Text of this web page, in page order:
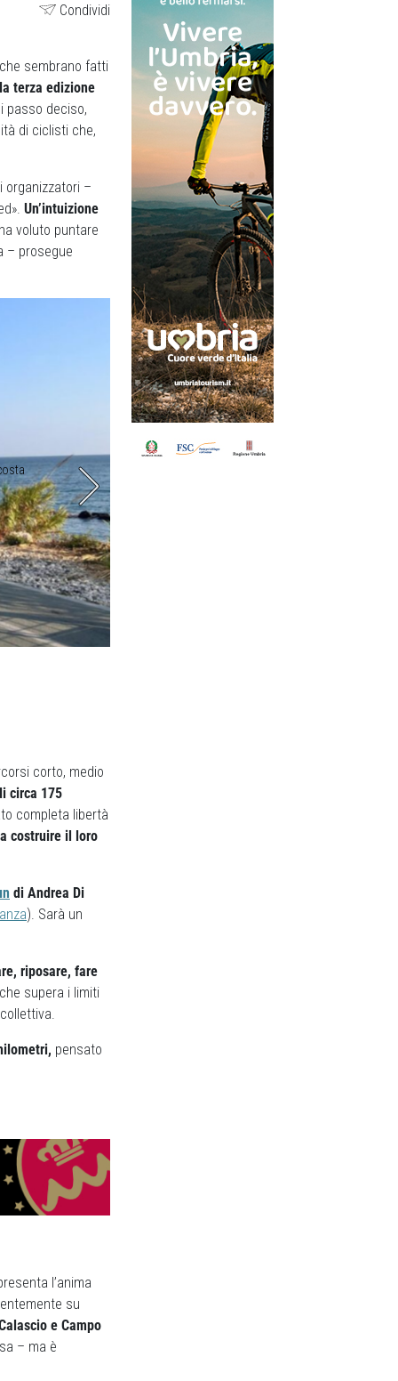
Condividi
sembrano fatti
terza edizione
passo deciso,
di ciclisti che,
organizzatori –
Un’intuizione
voluto puntare
– prosegue
corto, medio
circa 175
completa libertà
costruire il loro
di Andrea Di
). Sarà un
riposare, fare
supera i limiti
pensato
l’anima
su
e Campo
– ma è